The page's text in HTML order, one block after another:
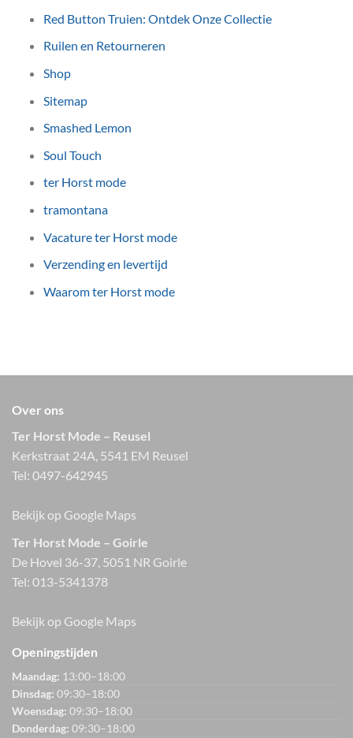
Red Button Truien: Ontdek Onze Collectie
Ruilen en Retourneren
Shop
Sitemap
Smashed Lemon
Soul Touch
ter Horst mode
tramontana
Vacature ter Horst mode
Verzending en levertijd
Waarom ter Horst mode
Over ons
Ter Horst Mode – Reusel
Kerkstraat 24A, 5541 EM Reusel
Tel: 0497-642945
Bekijk op Google Maps
Ter Horst Mode – Goirle
De Hovel 36-37, 5051 NR Goirle
Tel: 013-5341378
Bekijk op Google Maps
Openingstijden
Maandag: 13:00–18:00
Dinsdag: 09:30–18:00
Woensdag: 09:30–18:00
Donderdag: 09:30–18:00